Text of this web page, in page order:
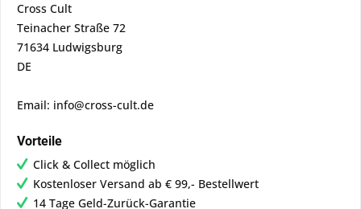
Cross Cult
Teinacher Straße 72
71634 Ludwigsburg
DE
Email: info@cross-cult.de
Vorteile
Click & Collect möglich
Kostenloser Versand ab € 99,- Bestellwert
14 Tage Geld-Zurück-Garantie